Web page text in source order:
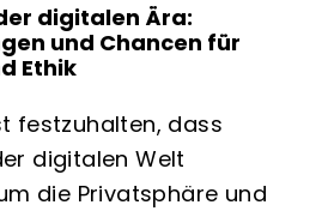
digitalen Ära:
und Chancen für
Ethik
festzuhalten, dass
digitalen Welt
die Privatsphäre und